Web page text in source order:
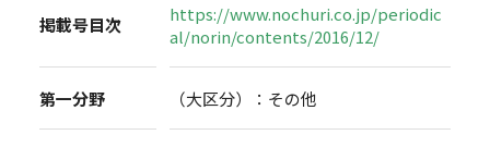
掲載号目次
https://www.nochuri.co.jp/periodic
al/norin/contents/2016/12/
第一分野 （大区分）：その他